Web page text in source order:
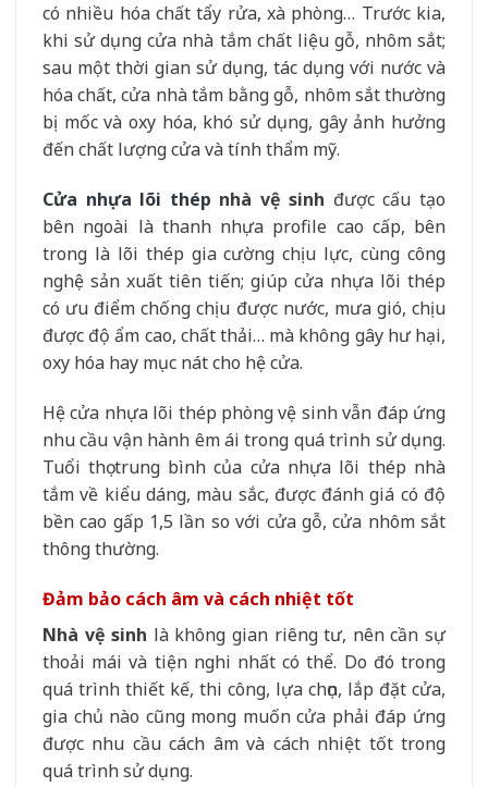
có nhiều hóa chất tẩy rửa, xà phòng… Trước kia,
khi sử dụng cửa nhà tắm chất liệu gỗ, nhôm sắt;
sau một thời gian sử dụng, tác dụng với nước và
hóa chất, cửa nhà tắm bằng gỗ, nhôm sắt thường
bị mốc và oxy hóa, khó sử dụng, gây ảnh hưởng
đến chất lượng cửa và tính thẩm mỹ.
Cửa nhựa lõi thép nhà vệ sinh được cấu tạo
bên ngoài là thanh nhựa profile cao cấp, bên
trong là lõi thép gia cường chịu lực, cùng công
nghệ sản xuất tiên tiến; giúp cửa nhựa lõi thép
có ưu điểm chống chịu được nước, mưa gió, chịu
được độ ẩm cao, chất thải… mà không gây hư hại,
oxy hóa hay mục nát cho hệ cửa.
Hệ cửa nhựa lõi thép phòng vệ sinh vẫn đáp ứng
nhu cầu vận hành êm ái trong quá trình sử dụng.
Tuổi thọ trung bình của cửa nhựa lõi thép nhà
tắm về kiểu dáng, màu sắc, được đánh giá có độ
bền cao gấp 1,5 lần so với cửa gỗ, cửa nhôm sắt
thông thường.
Đảm bảo cách âm và cách nhiệt tốt
Nhà vệ sinh là không gian riêng tư, nên cần sự
thoải mái và tiện nghi nhất có thể. Do đó trong
quá trình thiết kế, thi công, lựa chọn, lắp đặt cửa,
gia chủ nào cũng mong muốn cửa phải đáp ứng
được nhu cầu cách âm và cách nhiệt tốt trong
quá trình sử dụng.